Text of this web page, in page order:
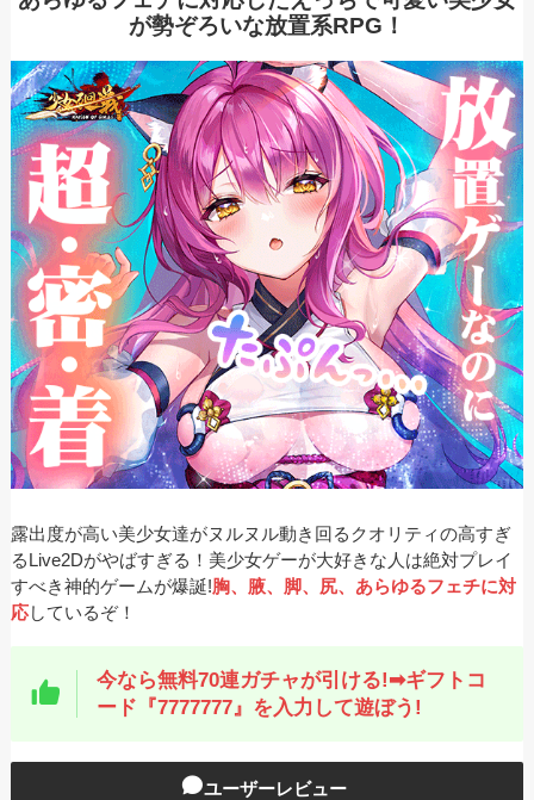
あわせて読みたい
ドラゴンとガールズ交響曲｜可
愛いハントレスを育てて突き進
め！放置してても育成できる美
少女…
が勢ぞろいな放置系RPG！
露出度が高い美少女達がヌルヌル動き回るクオリティの高すぎ
るLive2Dがやばすぎる！美少女ゲーが大好きな人は絶対プレイ
すべき神的ゲームが爆誕!胸、腋、脚、尻、あらゆるフェチに対
応しているぞ！
今なら無料70連ガチャが引ける!➡ギフトコ
ード『7777777』を入力して遊ぼう!
ユーザーレビュー